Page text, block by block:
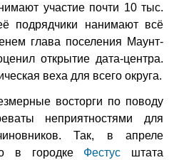
участие почти 10 тыс.
подрядчики нанимают всё
глава поселения Маунт-
открытие дата-центра.
веха для всего округа.
восторги по поводу
неприятностями для
Так, в апреле
в городке Фестус штата